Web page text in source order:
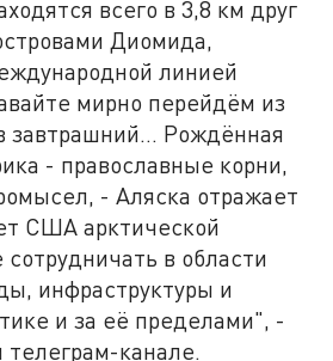
всего в 3,8 км друг
Диомида,
линией
мирно перейдём из
завтрашний… Рождённая
- православные корни,
- Аляска отражает
США арктической
в области
инфраструктуры и
и за её пределами", -
канале.